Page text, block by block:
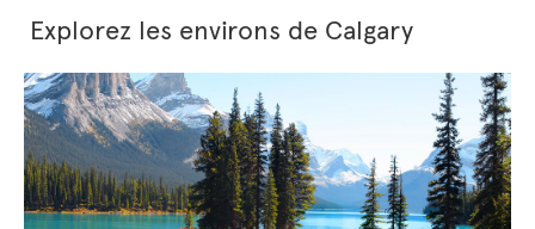
Explorez les environs de Calgary